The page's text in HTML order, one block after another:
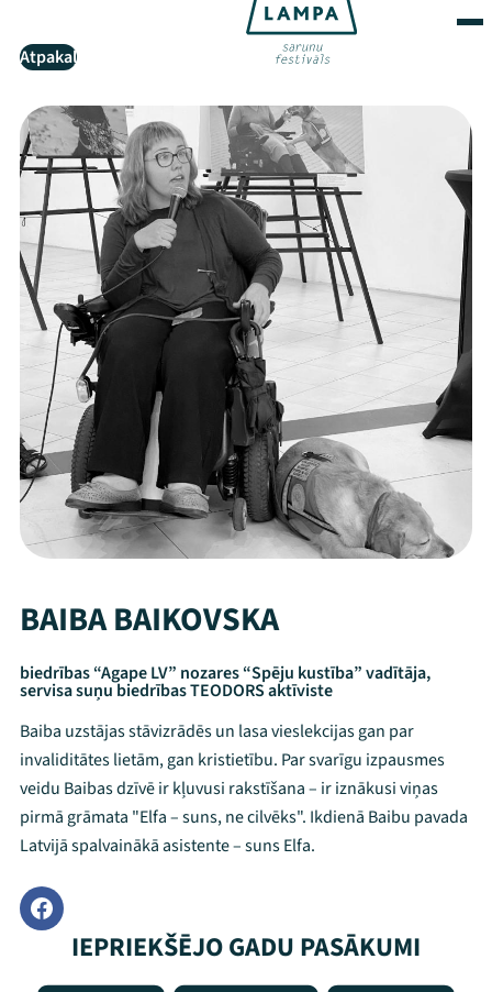
Atpakaļ
BAIBA BAIKOVSKA
biedrības “Agape LV” nozares “Spēju kustība” vadītāja,
servisa suņu biedrības TEODORS aktīviste
Baiba uzstājas stāvizrādēs un lasa vieslekcijas gan par
invaliditātes lietām, gan kristietību. Par svarīgu izpausmes
veidu Baibas dzīvē ir kļuvusi rakstīšana – ir iznākusi viņas
pirmā grāmata "Elfa – suns, ne cilvēks". Ikdienā Baibu pavada
Latvijā spalvainākā asistente – suns Elfa.
IEPRIEKŠĒJO GADU PASĀKUMI